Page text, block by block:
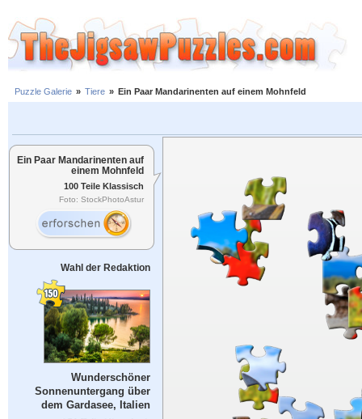
Puzzle Galerie » Tiere » Ein Paar Mandarinenten auf einem Mohnfeld
Ein Paar Mandarinenten auf
einem Mohnfeld
100 Teile Klassisch
Foto: StockPhotoAstur
Wahl der Redaktion
Wunderschöner
Sonnenuntergang über
dem Gardasee, Italien